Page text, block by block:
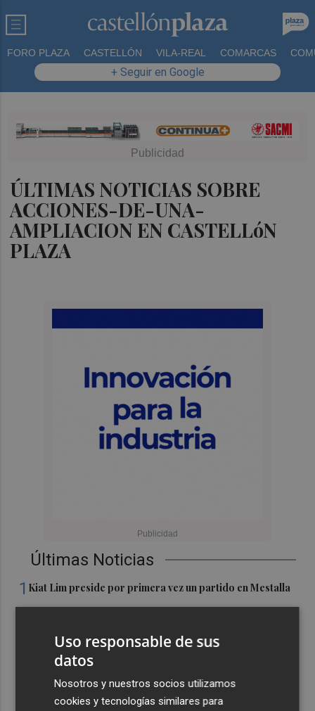
FORO PLAZA CASTELLÓN VILA-REAL COMARCAS
+ Seguir en Google
ÚLTIMAS NOTICIAS SOBRE
ACCIONES-DE-UNA-
AMPLIACION EN CASTELLóN
PLAZA
Últimas Noticias
1 Kiat Lim preside por primera vez un partido en Mestalla
Mestalla
"extremo" en la mayor parte de la Península y Baleares
el día del eclipse
Uso responsable de sus
datos
Nosotros y nuestros socios utilizamos
cookies y tecnologías similares para